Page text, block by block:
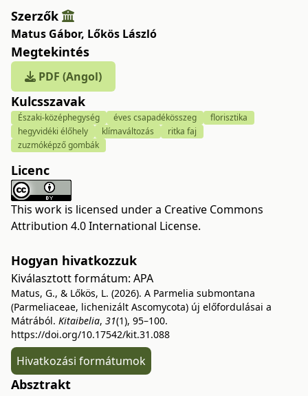
Szerzők
Matus Gábor, Lőkös László
Megtekintés
PDF (Angol)
Kulcsszavak
Északi-középhegység éves csapadékösszeg
florisztika
hegyvidéki élőhely
klímaváltozás
ritka faj
zuzmóképző gombák
Licenc
This work is licensed under a Creative Commons
Attribution 4.0 International License.
Hogyan hivatkozzuk
Kiválasztott formátum: APA
Matus, G., & Lőkös, L. (2026). A Parmelia submontana
(Parmeliaceae, lichenizált Ascomycota) új előfordulásai a
Mátrából. Kitaibelia, 31(1), 95–100.
https://doi.org/10.17542/kit.31.088
Hivatkozási formátumok
Absztrakt